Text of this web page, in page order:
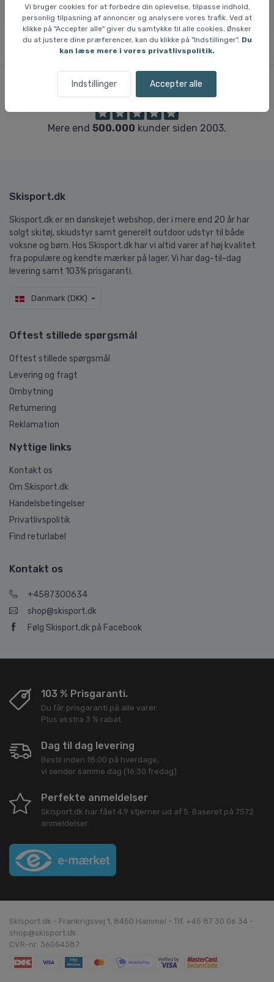
Vi bruger cookies for at forbedre din oplevelse, tilpasse indhold,
personlig tilpasning af annoncer og analysere vores trafik. Ved at
klikke på "Accepter alle" giver du samtykke til alle cookies. Ønsker
du at justere dine præferencer, kan du klikke på "Indstillinger". Du
kan læse mere i vores privatlivspolitik.
Indstillinger Accepter alle
daglig brug.
Kunderne ervildemed os
Mere end 500.000 kunder siden 2003.
Skisport.dk
Skisport.dk er en danskejet webshop, der i mere end 20 år har
solgt skitøj, skiudstyr samt generelt outdoor udstyr til både
voksne og børn. Hos Skisport.dk har vi altid varer af høj kvalitet
fra populære og kendte mærker på lager. Vi har dag-til-dag
levering samt 103% prisgaranti.
Danmark (DKK)
Oftest stillede spørgsmål
Oftest stillede spørgsmål
Levering og fragt
Ombytning
Returnering
Reklamation
Nyttige links
Kontakt os
Om Skisport.dk
Handelsbetingelser
Privatlivspolitik
Find returlabel
Kontakt os
+4587300634
shop@skisport.dk
Følg Skisport.dk på Facebook
103 % Prisgaranti.
Du får prisgaranti på alle varer.
Plus ekstra 3 % rabat
Dag til dag levering
Bestil inden 18:00 på hverdage,
vi sender samme dag (16:30 fredag).
Perfekte anmeldelser
Skisport.dk har fået 4,9 stjerner ud af 5. Baseret på 7572
anmeldelser.
Skisport.dk - Frankrigsvej 1, 8450 Hammel - Tlf. +45 87 30 06 34 -
shop@skisport.dk
CVR-nr: 36054387